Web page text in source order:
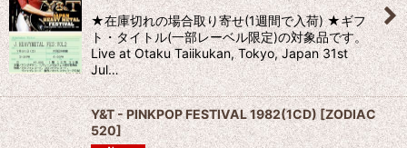
絞り込む
★在庫切れの場合取り寄せ(1週間で入荷) ★ギフ
ト・タイトル(一部レーベル限定)の対象品です。
Live at Otaku Taiikukan, Tokyo, Japan 31st
Jul…
Y&T - PINKPOP FESTIVAL 1982(1CD)[ZODIAC
520]